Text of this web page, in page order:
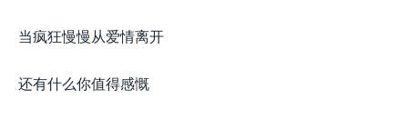
当疯狂慢慢从爱情离开
还有什么你值得感慨